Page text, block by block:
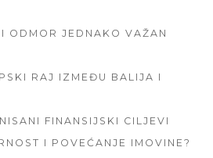
ODMOR JEDNAKO VAŽAN
RAJ IZMEĐU BALIJA I
FINANSIJSKI CILJEVI
I POVEĆANJE IMOVINE?